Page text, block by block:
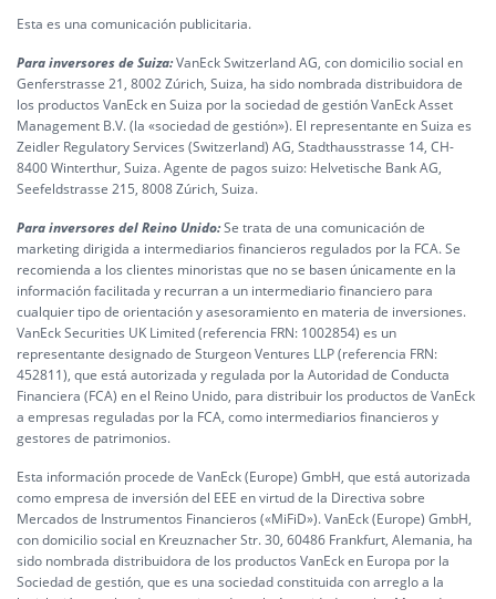
Esta es una comunicación publicitaria.
Para inversores de Suiza:VanEck Switzerland AG, con domicilio social en
Genferstrasse 21, 8002 Zúrich, Suiza, ha sido nombrada distribuidora de
los productos VanEck en Suiza por la sociedad de gestión VanEck Asset
Management B.V. (la «sociedad de gestión»). El representante en Suiza es
Zeidler Regulatory Services (Switzerland) AG, Stadthausstrasse 14, CH-
8400 Winterthur, Suiza. Agente de pagos suizo: Helvetische Bank AG,
Seefeldstrasse 215, 8008 Zúrich, Suiza.
Para inversores del Reino Unido:Se trata de una comunicación de
marketing dirigida a intermediarios financieros regulados por la FCA. Se
recomienda a los clientes minoristas que no se basen únicamente en la
información facilitada y recurran a un intermediario financiero para
cualquier tipo de orientación y asesoramiento en materia de inversiones.
VanEck Securities UK Limited (referencia FRN: 1002854) es un
representante designado de Sturgeon Ventures LLP (referencia FRN:
452811), que está autorizada y regulada por la Autoridad de Conducta
Financiera (FCA) en el Reino Unido, para distribuir los productos de VanEck
a empresas reguladas por la FCA, como intermediarios financieros y
gestores de patrimonios.
Esta información procede de VanEck (Europe) GmbH, que está autorizada
como empresa de inversión del EEE en virtud de la Directiva sobre
Mercados de Instrumentos Financieros («MiFiD»). VanEck (Europe) GmbH,
con domicilio social en Kreuznacher Str. 30, 60486 Frankfurt, Alemania, ha
sido nombrada distribuidora de los productos VanEck en Europa por la
Sociedad de gestión, que es una sociedad constituida con arreglo a la